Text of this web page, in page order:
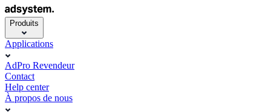
Produits
Applications
AdPro Revendeur
Contact
Help center
À propos de nous